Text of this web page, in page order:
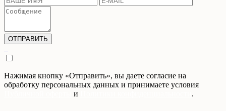
Нажимая кнопку «Отправить», вы даете согласие на
обработку персональных данных и принимаете условия
и .